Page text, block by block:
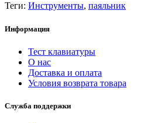
Теги: Инструменты, паяльник
Информация
Тест клавиатуры
О нас
Доставка и оплата
Условия возврата товара
Служба поддержки